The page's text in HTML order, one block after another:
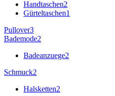
Handtaschen2
Gürteltaschen1
Pullover3
Bademode2
Badeanzuege2
Schmuck2
Halsketten2